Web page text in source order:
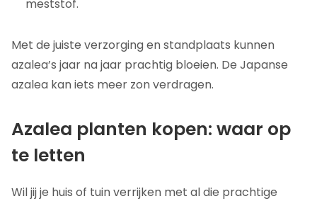
meststof.
Met de juiste verzorging en standplaats kunnen
azalea’s jaar na jaar prachtig bloeien. De Japanse
azalea kan iets meer zon verdragen.
Azalea planten kopen: waar op
te letten
Wil jij je huis of tuin verrijken met al die prachtige